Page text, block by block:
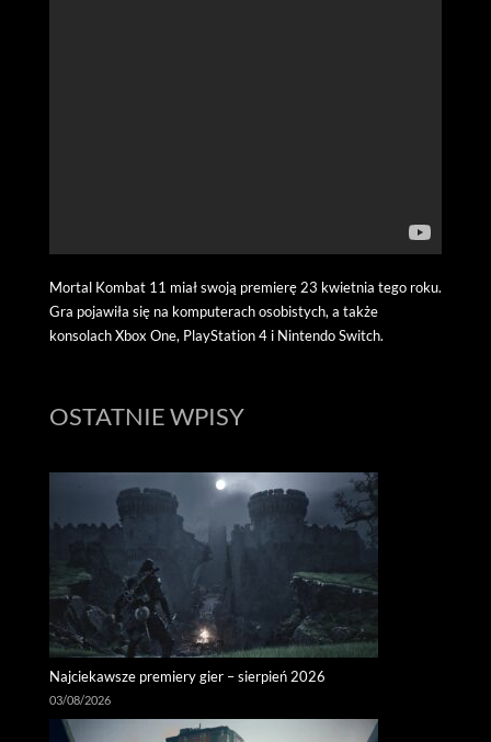
Mortal Kombat 11 miał swoją premierę 23 kwietnia tego roku.
Gra pojawiła się na komputerach osobistych, a także
konsolach Xbox One, PlayStation 4 i Nintendo Switch.
OSTATNIE WPISY
Najciekawsze premiery gier – sierpień 2026
03/08/2026